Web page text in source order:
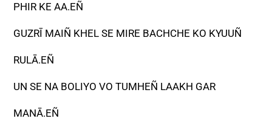
PHIR KE AA.EÑ
GUZRĪ MAIÑ KHEL SE MIRE BACHCHE KO KYUUÑ
RULĀ.EÑ
UN SE NA BOLIYO VO TUMHEÑ LAAKH GAR
MANĀ.EÑ